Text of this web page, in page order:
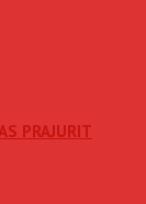
PRAJURIT